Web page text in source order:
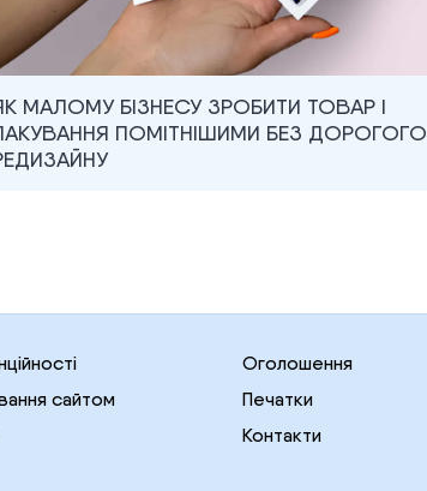
МАЛОМУ БІЗНЕСУ ЗРОБИТИ ТОВАР І
ПОМІТНІШИМИ БЕЗ ДОРОГОГО
сайтом
Оголошення
Печатки
Контакти